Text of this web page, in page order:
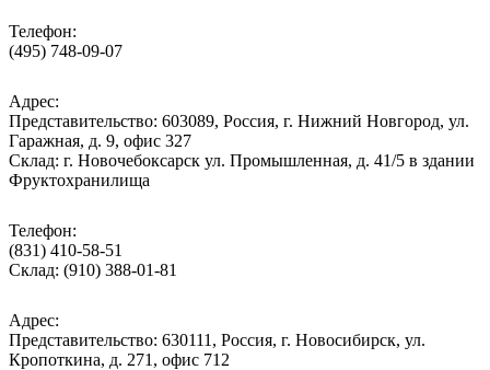
Телефон:
(495) 748-09-07
Адрес:
Представительство: 603089, Россия, г. Нижний Новгород, ул.
Гаражная, д. 9, офис 327
Склад: г. Новочебоксарск ул. Промышленная, д. 41/5 в здании
Фруктохранилища
Телефон:
(831) 410-58-51
Склад: (910) 388-01-81
Адрес:
Представительство: 630111, Россия, г. Новосибирск, ул.
Кропоткина, д. 271, офис 712